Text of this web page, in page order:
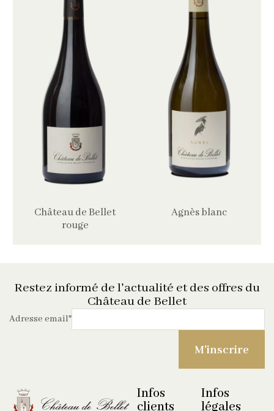
Château de Bellet
rouge
Agnès blanc
Restez informé de l'actualité et des offres du
Château de Bellet
Adresse email*
Infos
clients
Infos
légales